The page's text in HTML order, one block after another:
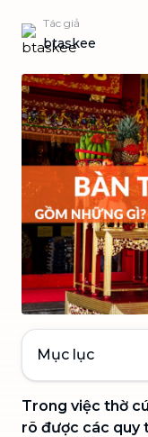
Tác giả
btaskee
Mục lục
Trong việc thờ
rõ được các quy